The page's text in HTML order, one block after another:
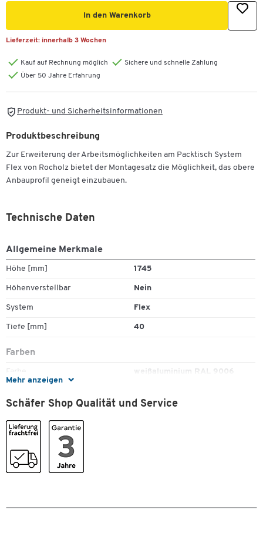
In den Warenkorb
Lieferzeit: innerhalb 3 Wochen
Kauf auf Rechnung möglich
Sichere und schnelle Zahlung
Über 50 Jahre Erfahrung
Produkt- und Sicherheitsinformationen
Produktbeschreibung
Zur Erweiterung der Arbeitsmöglichkeiten am Packtisch System
Flex von Rocholz bietet der Montagesatz die Möglichkeit, das obere
Anbauprofil geneigt einzubauen.
Mehr anzeigen
Technische Daten
Allgemeine Merkmale
Höhe [mm] 1745
Höhenverstellbar Nein
System Flex
Tiefe [mm] 40
Farben
Farbe weißaluminium RAL 9006
Maße
Schäfer Shop Qualität und Service